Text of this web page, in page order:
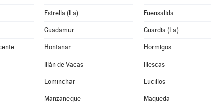
Estrella (La) Fuensalida
Guadamur Guardia (La)
Hontanar Hormigos
Illán de Vacas Illescas
Lominchar Lucillos
Manzaneque Maqueda